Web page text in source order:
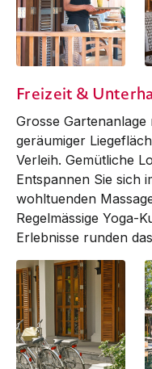
Freizeit &
Grosse
ge­räumi­ger
Verleih. Gemütliche
Entspannen Sie sich
wohltuenden
Regelmässige Yoga-
Erlebnisse runden